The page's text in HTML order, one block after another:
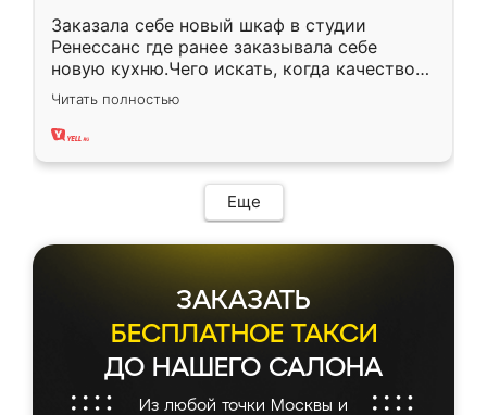
Заказала себе новый шкаф в студии
Ренессанс где ранее заказывала себе
новую кухню.Чего искать, когда качеством
вполне довольна. Служит кухня уже почти
два года, нареканий нет.
Читать полностью
Еще
ЗАКАЗАТЬ
БЕСПЛАТНОЕ ТАКСИ
ДО НАШЕГО САЛОНА
Из любой точки Москвы и